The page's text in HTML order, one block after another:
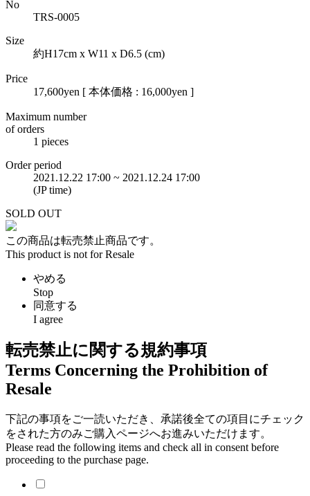
No
TRS-0005
Size
約H17cm x W11 x D6.5 (cm)
Price
17,600yen [ 本体価格 : 16,000yen ]
Maximum number
of orders
1 pieces
Order period
2021.12.22 17:00 ~ 2021.12.24 17:00
(JP time)
SOLD OUT
この商品は転売禁止商品です。
This product is not for Resale
やめる
Stop
同意する
I agree
転売禁止に関する規約事項
Terms Concerning the Prohibition of
Resale
下記の事項をご一読いただき、承諾後全ての項目にチェック
をされた方のみご購入ページへお進みいただけます。
Please read the following items and check all in consent before
proceeding to the purchase page.